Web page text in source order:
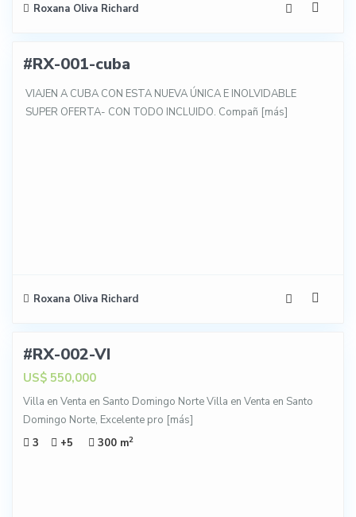
Roxana Oliva Richard
#RX-001-cuba
VIAJEN A CUBA CON ESTA NUEVA ÚNICA E INOLVIDABLE
SUPER OFERTA- CON TODO INCLUIDO. Compañ [más]
Roxana Oliva Richard
#RX-002-VI
US$ 550,000
Villa en Venta en Santo Domingo Norte Villa en Venta en Santo
Domingo Norte, Excelente pro [más]
3
+5 300 m2